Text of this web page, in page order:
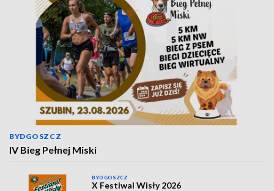
BYDGOSZCZ
IV Bieg Pełnej Miski
BYDGOSZCZ
X Festiwal Wisły 2026